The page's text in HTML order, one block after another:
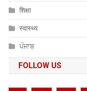
शिक्षा
स्वास्थ्य
ਪੰਜਾਬ
FOLLOW US